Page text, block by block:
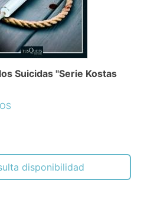
Suicidas "Serie Kostas
disponibilidad